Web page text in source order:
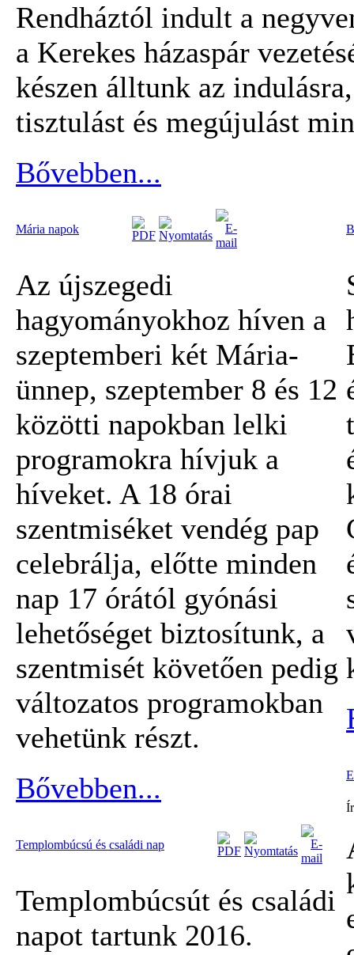
Rendháztól indult a
a Kerekes házaspár
készen álltunk az
tisztulást és megújulást
Bővebben...
Mária napok
Az újszegedi
hagyományokhoz híven a
szeptemberi két Mária-
ünnep, szeptember 8 és 12
közötti napokban lelki
programokra hívjuk a
híveket. A 18 órai
szentmiséket vendég pap
celebrálja, előtte minden
nap 17 órától gyónási
lehetőséget biztosítunk, a
szentmisét követően pedig
változatos programokban
vehetünk részt.
Bővebben...
Templombúcsú és családi nap
Templombúcsút és családi
napot tartunk 2016.